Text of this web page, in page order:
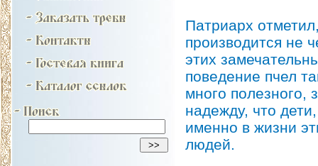
Патриарх
производится не
этих
поведение пчел
много полезного,
надежду, что
именно в жизни
людей.